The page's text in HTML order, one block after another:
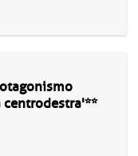
centrodestra'**